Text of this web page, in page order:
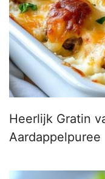
Heerlijk Gratin
Aardappelpuree